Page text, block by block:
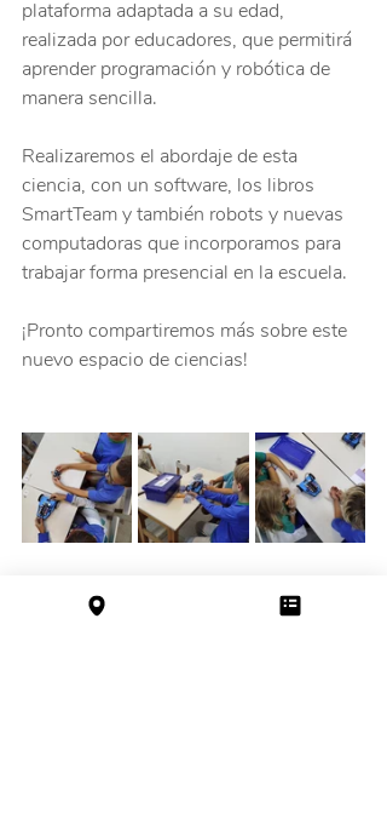
plataforma adaptada a su edad,
realizada por educadores, que permitirá
aprender programación y robótica de
manera sencilla.
Realizaremos el abordaje de esta
ciencia, con un software, los libros
SmartTeam y también robots y nuevas
computadoras que incorporamos para
trabajar forma presencial en la escuela.
¡Pronto compartiremos más sobre este
nuevo espacio de ciencias!